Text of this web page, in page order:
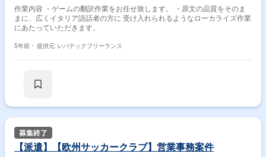
作業内容 ・ゲームの翻訳作業をお任せ致します。 ・原文の品質をそのま
まに、広くイタリア語話者の方に 受け入れられるようなローカライズ作業
にあたっていただきます。
5年前・ 提供元: レバテックフリーランス
【派遣】【欧州サッカークラブ】営業事務案件